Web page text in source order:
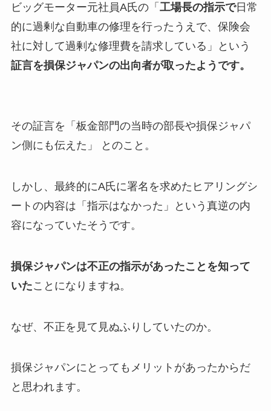
ビッグモーター元社員A氏の「 工場長の指示で日常
的に過剰な自動車の修理を行ったうえで、保険会
社に対して過剰な修理費を請求している」という
証言を損保ジャパンの出向者が取ったようです。
その証言を「板金部門の当時の部長や損保ジャパ
ン側にも伝えた」 とのこと。
しかし、最終的にA氏に署名を求めたヒアリングシ
ートの内容は「指示はなかった」という真逆の内
容になっていたそうです。
損保ジャパンは不正の指示があったことを知って
いたことになりますね。
なぜ、不正を見て見ぬふりしていたのか。
損保ジャパンにとってもメリットがあったからだ
と思われます。